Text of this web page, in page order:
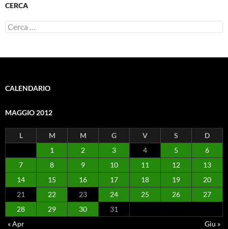
CERCA
Ricerca
per:
CALENDARIO
MAGGIO 2012
L M M G V S
D
1
2 3 4 5
6
7
8 9 10 11 12
13
14
15 16 17 18 19
20
21
22 23 24 25 26
27
28
29 30
31
« Apr
Giu »